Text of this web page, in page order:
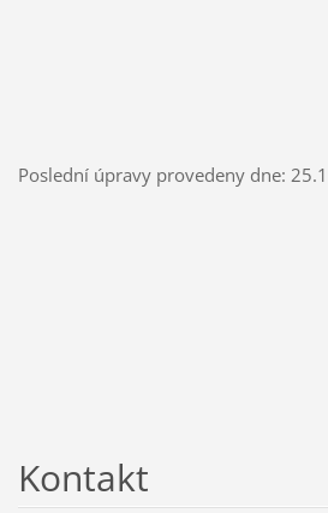
Poslední úpravy provedeny dne:
Kontakt